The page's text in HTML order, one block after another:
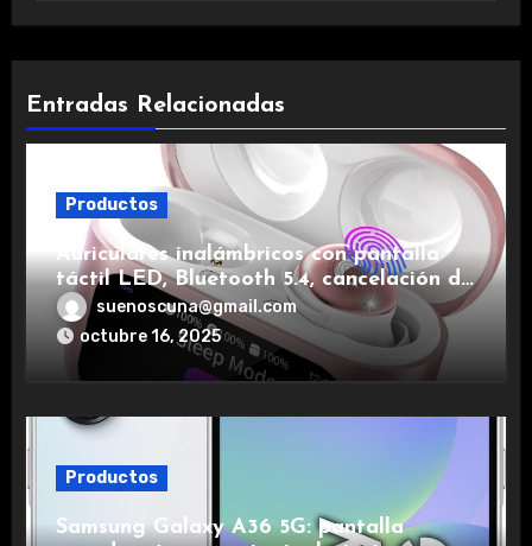
Entradas Relacionadas
Productos
Auriculares inalámbricos con pantalla
táctil LED, Bluetooth 5.4, cancelación de
ruido, impermeables y de larga duración.
suenoscuna@gmail.com
octubre 16, 2025
Productos
Samsung Galaxy A36 5G: pantalla